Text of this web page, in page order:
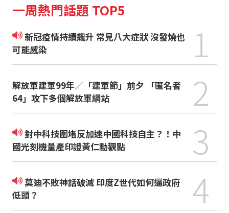
一周熱門話題 TOP5
新冠疫情持續飆升 常見八大症狀 沒發燒也
可能感染
1
解放軍建軍99年／「建軍節」前夕 「匿名者
64」攻下多個解放軍網站
2
對中科技圍堵反加速中國科技自主？！中
國光刻機量產印證黃仁勳觀點
3
莫迪不敗神話破滅 印度Z世代如何逼政府
低頭？
4